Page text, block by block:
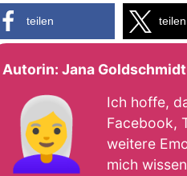
teilen teilen
Autorin: Jana Goldschmidt
👩‍🦳
Ich hoffe,
Facebook,
weitere
mich